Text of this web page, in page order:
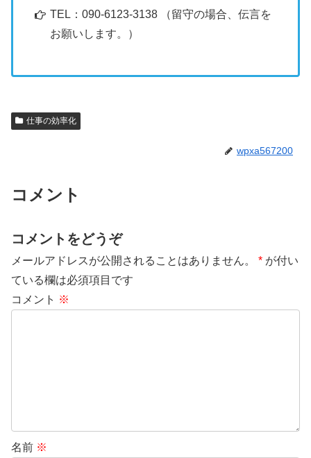
TEL：090-6123-3138 （留守の場合、伝言を
お願いします。）
仕事の効率化
wpxa567200
コメント
コメントをどうぞ
メールアドレスが公開されることはありません。 * が付い
ている欄は必須項目です
コメント ※
名前 ※